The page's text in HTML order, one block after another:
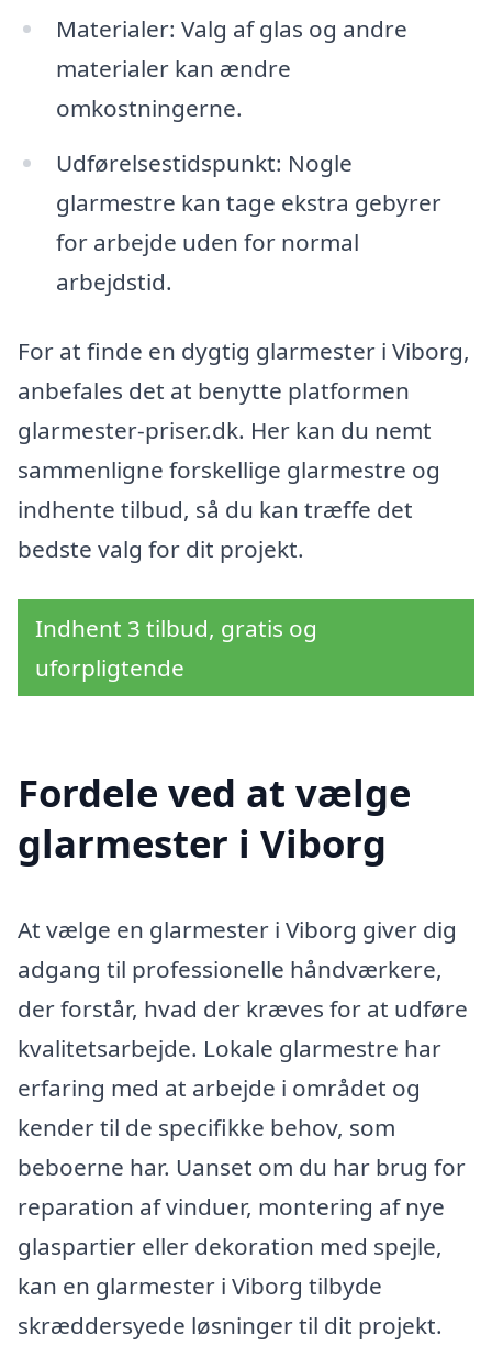
Materialer: Valg af glas og andre
materialer kan ændre
omkostningerne.
Udførelsestidspunkt: Nogle
glarmestre kan tage ekstra gebyrer
for arbejde uden for normal
arbejdstid.
For at finde en dygtig glarmester i Viborg,
anbefales det at benytte platformen
glarmester-priser.dk. Her kan du nemt
sammenligne forskellige glarmestre og
indhente tilbud, så du kan træffe det
bedste valg for dit projekt.
Indhent 3 tilbud, gratis og
uforpligtende
Fordele ved at vælge
glarmester i Viborg
At vælge en glarmester i Viborg giver dig
adgang til professionelle håndværkere,
der forstår, hvad der kræves for at udføre
kvalitetsarbejde. Lokale glarmestre har
erfaring med at arbejde i området og
kender til de specifikke behov, som
beboerne har. Uanset om du har brug for
reparation af vinduer, montering af nye
glaspartier eller dekoration med spejle,
kan en glarmester i Viborg tilbyde
skræddersyede løsninger til dit projekt.